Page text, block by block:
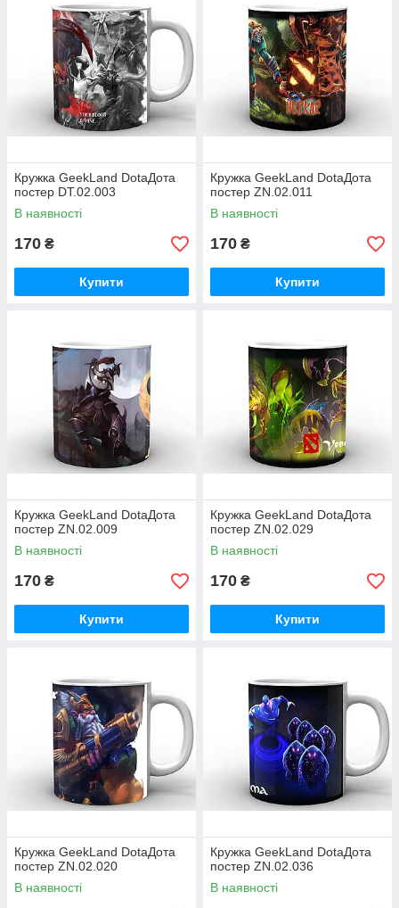
Кружка GeekLand DotaДота
постер DT.02.003
В наявності
170 ₴
Купити
Кружка GeekLand DotaДота
постер ZN.02.011
В наявності
170 ₴
Купити
Кружка GeekLand DotaДота
постер ZN.02.009
В наявності
170 ₴
Купити
Кружка GeekLand DotaДота
постер ZN.02.029
В наявності
170 ₴
Купити
Кружка GeekLand DotaДота
постер ZN.02.020
В наявності
Кружка GeekLand DotaДота
постер ZN.02.036
В наявності